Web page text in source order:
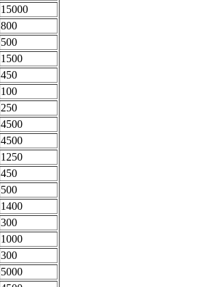
15000
800
500
1500
450
100
250
4500
4500
1250
450
500
1400
300
1000
300
5000